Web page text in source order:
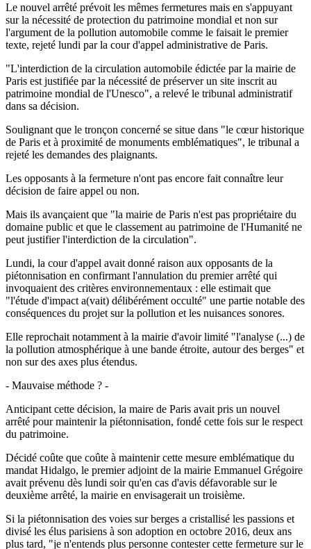
Le nouvel arrêté prévoit les mêmes fermetures mais en s'appuyant
sur la nécessité de protection du patrimoine mondial et non sur
l'argument de la pollution automobile comme le faisait le premier
texte, rejeté lundi par la cour d'appel administrative de Paris.
"L'interdiction de la circulation automobile édictée par la mairie de
Paris est justifiée par la nécessité de préserver un site inscrit au
patrimoine mondial de l'Unesco", a relevé le tribunal administratif
dans sa décision.
Soulignant que le tronçon concerné se situe dans "le cœur historique
de Paris et à proximité de monuments emblématiques", le tribunal a
rejeté les demandes des plaignants.
Les opposants à la fermeture n'ont pas encore fait connaître leur
décision de faire appel ou non.
Mais ils avançaient que "la mairie de Paris n'est pas propriétaire du
domaine public et que le classement au patrimoine de l'Humanité ne
peut justifier l'interdiction de la circulation".
Lundi, la cour d'appel avait donné raison aux opposants de la
piétonnisation en confirmant l'annulation du premier arrêté qui
invoquaient des critères environnementaux : elle estimait que
"l'étude d'impact a(vait) délibérément occulté" une partie notable des
conséquences du projet sur la pollution et les nuisances sonores.
Elle reprochait notamment à la mairie d'avoir limité "l'analyse (...) de
la pollution atmosphérique à une bande étroite, autour des berges" et
non sur des axes plus étendus.
- Mauvaise méthode ? -
Anticipant cette décision, la maire de Paris avait pris un nouvel
arrêté pour maintenir la piétonnisation, fondé cette fois sur le respect
du patrimoine.
Décidé coûte que coûte à maintenir cette mesure emblématique du
mandat Hidalgo, le premier adjoint de la mairie Emmanuel Grégoire
avait prévenu dès lundi soir qu'en cas d'avis défavorable sur le
deuxième arrêté, la mairie en envisagerait un troisième.
Si la piétonnisation des voies sur berges a cristallisé les passions et
divisé les élus parisiens à son adoption en octobre 2016, deux ans
plus tard, "je n'entends plus personne contester cette fermeture sur le